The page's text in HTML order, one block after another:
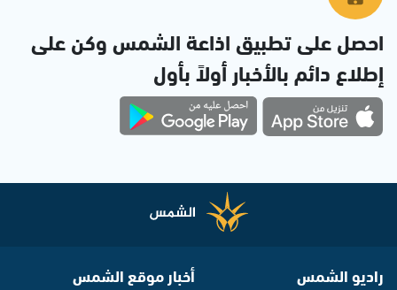
احصل على تطبيق اذاعة الشمس وكن على
إطلاع دائم بالأخبار أولاً بأول
راديو الشمس أخبار موقع الشمس